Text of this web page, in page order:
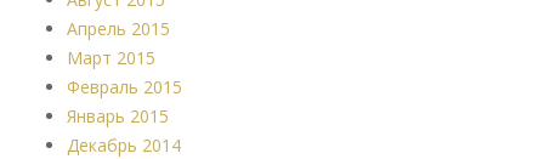
Апрель 2015
Март 2015
Февраль 2015
Январь 2015
Декабрь 2014